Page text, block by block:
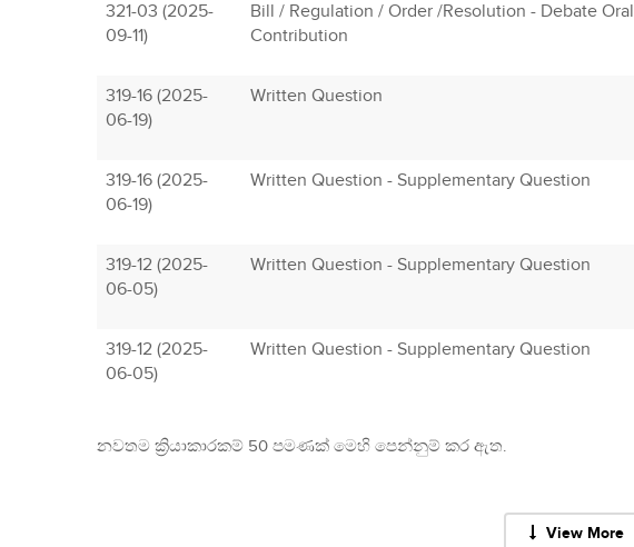
321-03 (2025-
09-11)
Bill / Regulation / Order /Resolution - Debate Oral
Contribution
319-16 (2025-
06-19)
Written Question
319-16 (2025-
06-19)
Written Question - Supplementary Question
319-12 (2025-
06-05)
Written Question - Supplementary Question
319-12 (2025-
06-05)
Written Question - Supplementary Question
නවතම ක්‍රියාකාරකම් 50 පමණක් මෙහි පෙන්නුම් කර ඇත.
View More